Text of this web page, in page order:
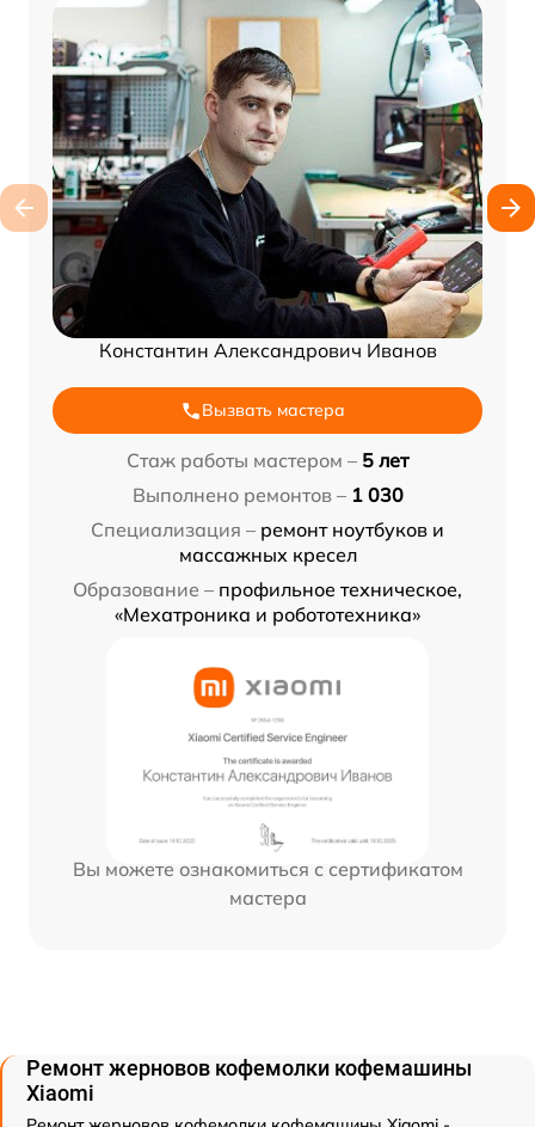
Константин Александрович Иванов
Вызвать мастера
Стаж работы мастером – 5 лет
Выполнено ремонтов – 1 030
Специализация – ремонт ноутбуков и
массажных кресел
Образование – профильное техническое,
«Мехатроника и робототехника»
Вы можете ознакомиться с сертификатом
мастера
Ремонт жерновов кофемолки кофемашины
Xiaomi